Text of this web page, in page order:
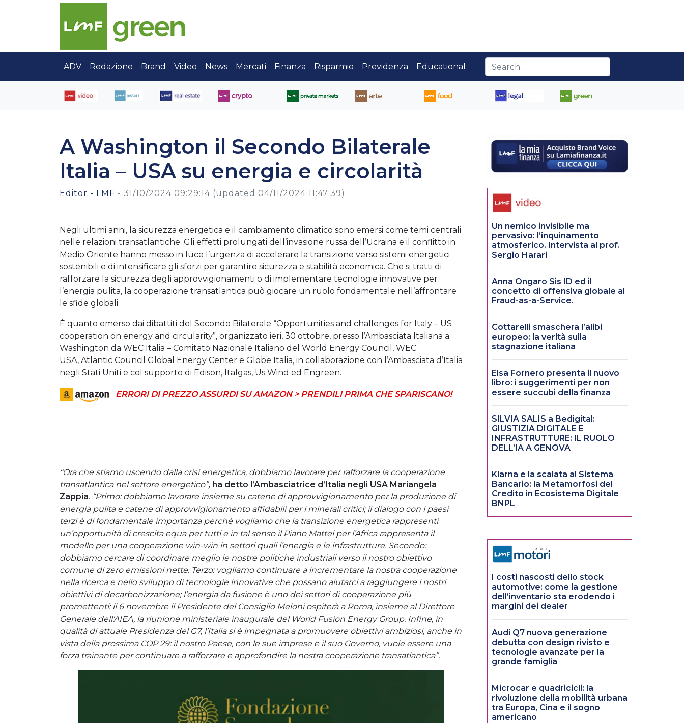
ADV Redazione Brand Video News Mercati Finanza Risparmio Previdenza Educational
A Washington il Secondo Bilaterale
Italia – USA su energia e circolarità
Editor - LMF - 31/10/2024 09:29:14 (updated 04/11/2024 11:47:39)
Negli ultimi anni, la sicurezza energetica e il cambiamento climatico sono emersi come temi centrali
nelle relazioni transatlantiche. Gli effetti prolungati dell’invasione russa dell’Ucraina e il conflitto in
Medio Oriente hanno messo in luce l’urgenza di accelerare la transizione verso sistemi energetici
sostenibili e di intensificare gli sforzi per garantire sicurezza e stabilità economica. Che si tratti di
rafforzare la sicurezza degli approvvigionamenti o di implementare tecnologie innovative per
l’energia pulita, la cooperazione transatlantica può giocare un ruolo fondamentale nell’affrontare
le sfide globali.
È quanto emerso dai dibattiti del Secondo Bilaterale “Opportunities and challenges for Italy – US
cooperation on energy and circularity”, organizzato ieri, 30 ottobre, presso l’Ambasciata Italiana a
Washington da WEC Italia – Comitato Nazionale Italiano del World Energy Council, WEC
USA, Atlantic Council Global Energy Center e Globe Italia, in collaborazione con l’Ambasciata d’Italia
negli Stati Uniti e col supporto di Edison, Italgas, Us Wind ed Engreen.
ERRORI DI PREZZO ASSURDI SU AMAZON > PRENDILI PRIMA CHE SPARISCANO!
“Ora che stiamo uscendo dalla crisi energetica, dobbiamo lavorare per rafforzare la cooperazione
transatlantica nel settore energetico”, ha detto l’Ambasciatrice d’Italia negli USA Mariangela
Zappia. “Primo: dobbiamo lavorare insieme su catene di approvvigionamento per la produzione di
energia pulita e catene di approvvigionamento affidabili per i minerali critici; il dialogo con i paesi
terzi è di fondamentale importanza perché vogliamo che la transizione energetica rappresenti
un’opportunità di crescita equa per tutti e in tal senso il Piano Mattei per l’Africa rappresenta il
modello per una cooperazione win-win in settori quali l’energia e le infrastrutture. Secondo:
dobbiamo cercare di coordinare meglio le nostre politiche industriali verso il nostro obiettivo
comune di zero emissioni nette. Terzo: vogliamo continuare a incrementare la nostra cooperazione
nella ricerca e nello sviluppo di tecnologie innovative che possano aiutarci a raggiungere i nostri
obiettivi di decarbonizzazione; l’energia da fusione è uno dei settori di cooperazione più
promettenti: il 6 novembre il Presidente del Consiglio Meloni ospiterà a Roma, insieme al Direttore
Generale dell’AIEA, la riunione ministeriale inaugurale del World Fusion Energy Group. Infine, in
qualità di attuale Presidenza del G7, l’Italia si è impegnata a promuovere obiettivi ambiziosi, anche in
vista della prossima COP 29: il nostro Paese, con le sue imprese e il suo Governo, vuole essere una
forza trainante per continuare a rafforzare e approfondire la nostra cooperazione transatlantica”.
Un nemico invisibile ma
pervasivo: l’inquinamento
atmosferico. Intervista al prof.
Sergio Harari
Anna Ongaro Sis ID ed il
concetto di offensiva globale al
Fraud-as-a-Service.
Cottarelli smaschera l’alibi
europeo: la verità sulla
stagnazione italiana
Elsa Fornero presenta il nuovo
libro: i suggerimenti per non
essere succubi della finanza
SILVIA SALIS a Bedigital:
GIUSTIZIA DIGITALE E
INFRASTRUTTURE: IL RUOLO
DELL’IA A GENOVA
Klarna e la scalata al Sistema
Bancario: la Metamorfosi del
Credito in Ecosistema Digitale
BNPL
I costi nascosti dello stock
automotive: come la gestione
dell’inventario sta erodendo i
margini dei dealer
Audi Q7 nuova generazione
debutta con design rivisto e
tecnologie avanzate per la
grande famiglia
Microcar e quadricicli: la
rivoluzione della mobilità urbana
tra Europa, Cina e il sogno
americano